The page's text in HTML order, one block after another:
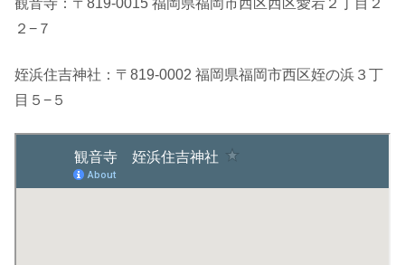
観音寺：〒819-0015 福岡県福岡市西区西区愛宕２丁目２
２−７
姪浜住吉神社：〒819-0002 福岡県福岡市西区姪の浜３丁
目５−５